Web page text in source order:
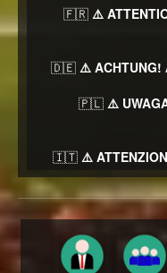
🇫🇷 ⚠️
🇩🇪 ⚠️ ACHTUNG!
🇵🇱 ⚠️
🇮🇹 ⚠️